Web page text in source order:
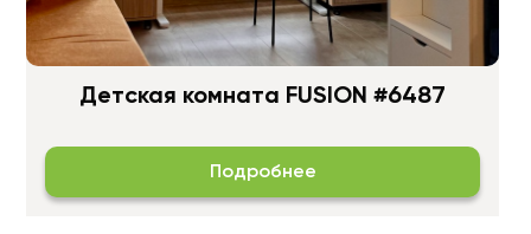
Детская комната FUSION #6487
Подробнее